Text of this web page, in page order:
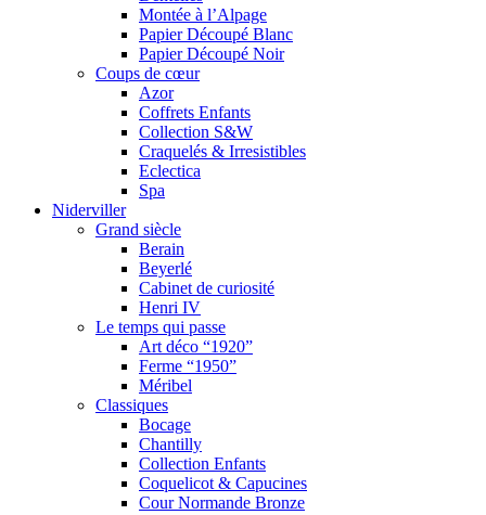
Montée à l’Alpage
Papier Découpé Blanc
Papier Découpé Noir
Coups de cœur
Azor
Coffrets Enfants
Collection S&W
Craquelés & Irresistibles
Eclectica
Spa
Niderviller
Grand siècle
Berain
Beyerlé
Cabinet de curiosité
Henri IV
Le temps qui passe
Art déco “1920”
Ferme “1950”
Méribel
Classiques
Bocage
Chantilly
Collection Enfants
Coquelicot & Capucines
Cour Normande Bronze